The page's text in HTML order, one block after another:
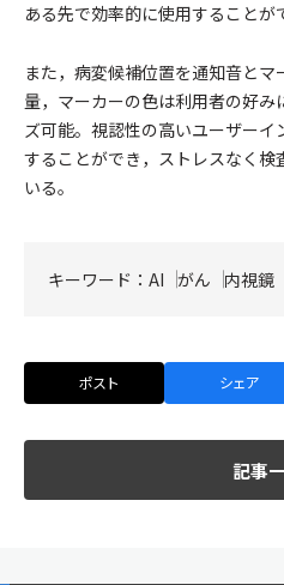
ある先で効率的に使用することが
また，病変候補位置を通知音と
量，マーカーの色は利用者の好
ズ可能。視認性の高いユーザー
することができ，ストレスなく検
いる。
キーワード： AI がん 内視鏡
ポスト シェア
記事